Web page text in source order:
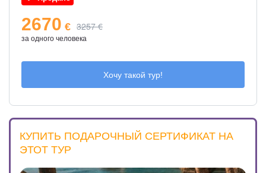
2670 € 3257 €
за одного человека
Хочу такой тур!
КУПИТЬ ПОДАРОЧНЫЙ СЕРТИФИКАТ НА
ЭТОТ ТУР